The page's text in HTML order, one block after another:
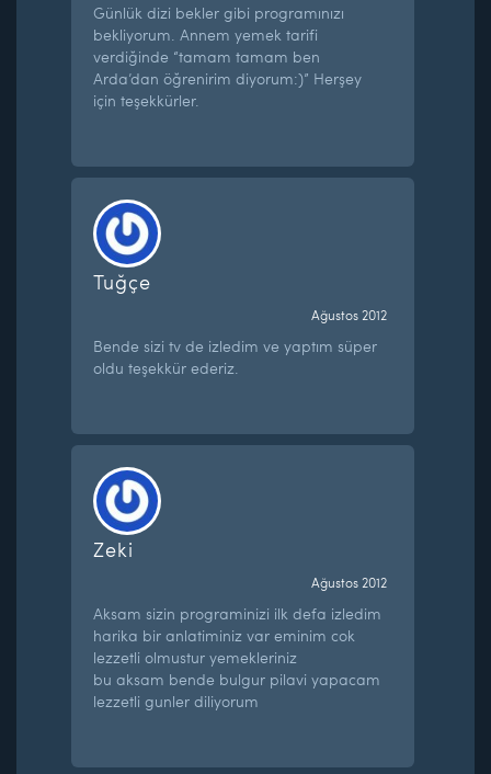
Günlük dizi bekler gibi programınızı
bekliyorum. Annem yemek tarifi
verdiğinde “tamam tamam ben
Arda’dan öğrenirim diyorum:)” Herşey
için teşekkürler.
Tuğçe
Ağustos 2012
Bende sizi tv de izledim ve yaptım süper
oldu teşekkür ederiz.
Zeki
Ağustos 2012
Aksam sizin programinizi ilk defa izledim
harika bir anlatiminiz var eminim cok
lezzetli olmustur yemekleriniz
bu aksam bende bulgur pilavi yapacam
lezzetli gunler diliyorum